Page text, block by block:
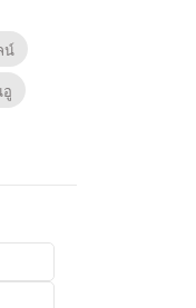
น์